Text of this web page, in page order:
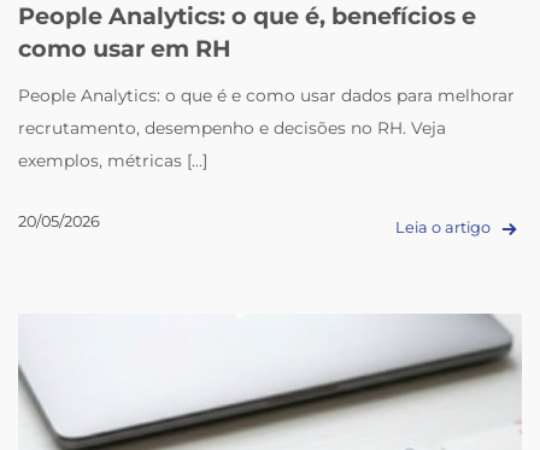
People Analytics: o que é, benefícios e
como usar em RH
People Analytics: o que é e como usar dados para melhorar
recrutamento, desempenho e decisões no RH. Veja
exemplos, métricas [...]
20/05/2026 Leia o artigo